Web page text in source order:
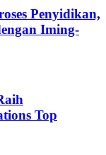
Penyidikan,
Iming-
Top